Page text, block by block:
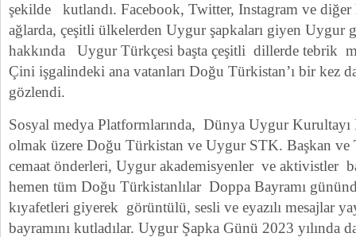
şekilde kutlandı. Facebook, Twitter, Instagram ve diğer
ağlarda, çeşitli ülkelerden Uygur şapkaları giyen Uygur
hakkında Uygur Türkçesi başta çeşitli dillerde tebrik
Çini işgalindeki ana vatanları Doğu Türkistan’ı bir kez
gözlendi.
Sosyal medya Platformlarında, Dünya Uygur Kurultayı
olmak üzere Doğu Türkistan ve Uygur STK. Başkan
cemaat önderleri, Uygur akademisyenler ve aktivistler
hemen tüm Doğu Türkistanlılar Doppa Bayramı
kıyafetleri giyerek görüntülü, sesli ve eyazılı mesajlar
bayramını kutladılar. Uygur Şapka Günü 2023 yılında